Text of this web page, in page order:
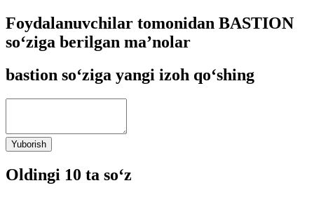
Foydalanuvchilar tomonidan BASTION
so‘ziga berilgan ma’nolar
bastion so‘ziga yangi izoh qo‘shing
Yuborish
Oldingi 10 ta so‘z